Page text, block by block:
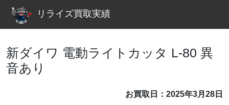
リライズ買取実績
新ダイワ 電動ライトカッタ L-80 異
音あり
お買取日：2025年3月28日